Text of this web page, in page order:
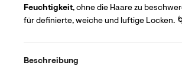
Feuchtigkeit, ohne die Haare zu
für definierte, weiche und luftige Locken.
Beschreibung